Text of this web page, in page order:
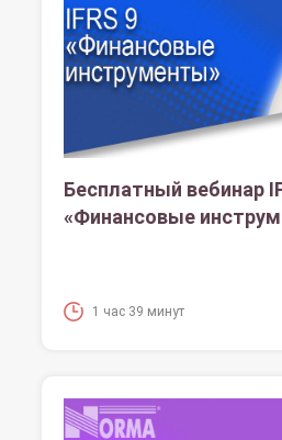
Бесплатный вебинар
«Финансовые
1 час 39 минут